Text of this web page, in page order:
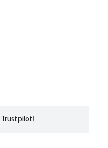
Trustpilot!